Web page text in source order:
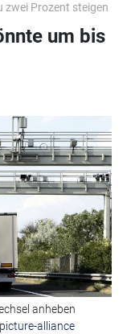
zwei Prozent steigen
um bis
anheben
alliance